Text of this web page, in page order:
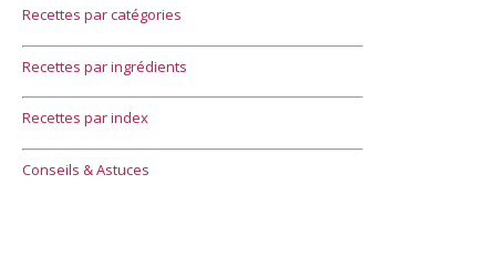
Recettes par catégories
Recettes par ingrédients
Recettes par index
Conseils & Astuces